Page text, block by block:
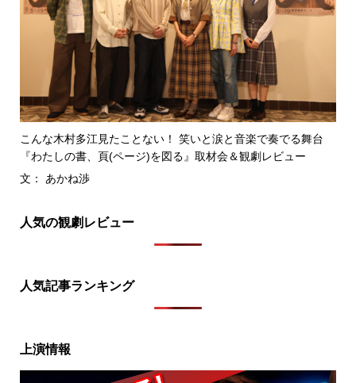
こんな木村多江見たことない！ 笑いと涙と音楽で奏でる舞台
『わたしの書、頁(ページ)を図る』取材会＆観劇レビュー
文： あかね渉
人気の観劇レビュー
人気記事ランキング
上演情報